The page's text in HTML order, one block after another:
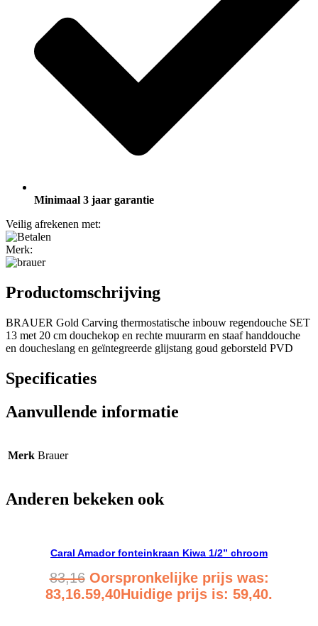
Minimaal 3 jaar garantie
Veilig afrekenen met:
Merk:
Productomschrijving
BRAUER Gold Carving thermostatische inbouw regendouche SET
13 met 20 cm douchekop en rechte muurarm en staaf handdouche
en doucheslang en geïntegreerde glijstang goud geborsteld PVD
Specificaties
Aanvullende informatie
Merk Brauer
Anderen bekeken ook
Caral Amador fonteinkraan Kiwa 1/2” chroom
83,16 Oorspronkelijke prijs was:
83,16.59,40Huidige prijs is: 59,40.